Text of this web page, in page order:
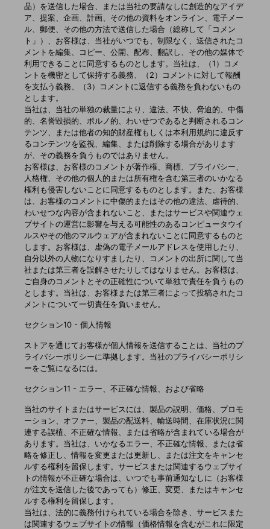
品）を送信した場合、または当社の要請なしに創造的なアイデ
ア、提案、企画、計画、その他の資料をオンライン、電子メー
ル、郵便、その他の方法で送信した場合（総称して「コメン
ト」）、お客様は、当社がいつでも、制限なく、送信されたコ
メントを編集、コピー、公開、配布、翻訳し、その他の媒体で
利用できることに同意するものとします。当社は、（1）コメ
ントを機密として保持する義務、（2）コメントに対して報酬
を支払う義務、（3）コメントに返信する義務を負わないもの
とします。
当社は、当社の単独の裁量により、違法、不快、脅迫的、中傷
的、名誉毀損的、ポルノ的、わいせつであると判断されるコン
テンツ、または他者の知的財産権もしくは本利用規約に違反す
るコンテンツを監視、編集、または削除する場合があります
が、その義務を負うものではありません。
お客様は、お客様のコメントが著作権、商標、プライバシー、
人格権、その他の個人的または所有権を含む第三者のいかなる
権利も侵害しないことに同意するものとします。また、お客様
は、お客様のコメントに中傷的またはその他の違法、虐待的、
わいせつな内容が含まれないこと、またはサービスや関連ウェ
ブサイトの運営に影響を与える可能性のあるコンピュータウイ
ルスやその他のマルウェアが含まれないことに同意するものと
します。お客様は、虚偽の電子メールアドレスを使用したり、
自分以外の人物になりすましたり、コメントの出所に関して当
社または第三者を誤解させたりしてはなりません。お客様は、
ご自身のコメントとその正確性について単独で責任を負うもの
とします。当社は、お客様または第三者によって投稿されたコ
メントについて一切責任を負いません。
セクション10 - 個人情報
ストアを通じてお客様が個人情報を送信することは、当社のプ
ライバシーポリシーに準拠します。当社のプライバシーポリシ
ーをご覧になるには。
セクション11 - エラー、不正確な情報、および省略
当社のサイトまたはサービスには、製品の説明、価格、プロモ
ーション、オファー、製品の配送料、輸送時間、在庫状況に関
連する誤植、不正確な情報、または省略が含まれている場合が
あります。当社は、いかなるエラー、不正確な情報、または省
略を修正し、情報を変更または更新し、または注文をキャンセ
ルする権利を留保します。サービスまたは関連するウェブサイ
トの情報が不正確な場合は、いつでも事前通知なしに（お客様
が注文を送信した後であっても）修正、変更、またはキャンセ
ルする権利を留保します。
当社は、法的に義務付けられている場合を除き、サービスまた
は関連するウェブサイトの情報（価格情報を含むがこれに限定